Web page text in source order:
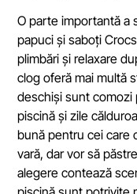
O parte importantă a
papuci și saboți
plimbări și relaxare
clog oferă mai multă
deschiși sunt comozi
piscină și zile
bună pentru cei care
vară, dar vor să
alegere contează